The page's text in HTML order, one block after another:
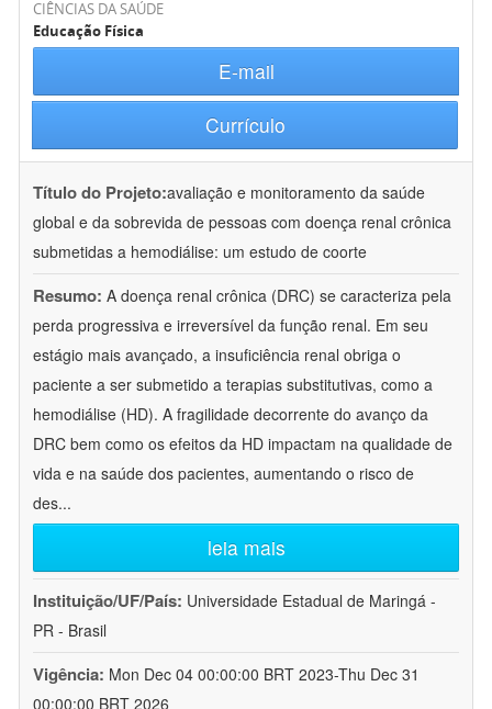
CIÊNCIAS DA SAÚDE
Educação Física
E-mail
Currículo
Título do Projeto:avaliação e monitoramento da saúde
global e da sobrevida de pessoas com doença renal crônica
submetidas a hemodiálise: um estudo de coorte
Resumo: A doença renal crônica (DRC) se caracteriza pela
perda progressiva e irreversível da função renal. Em seu
estágio mais avançado, a insuficiência renal obriga o
paciente a ser submetido a terapias substitutivas, como a
hemodiálise (HD). A fragilidade decorrente do avanço da
DRC bem como os efeitos da HD impactam na qualidade de
vida e na saúde dos pacientes, aumentando o risco de
des...
leia mais
Instituição/UF/País: Universidade Estadual de Maringá -
PR - Brasil
Vigência: Mon Dec 04 00:00:00 BRT 2023-Thu Dec 31
00:00:00 BRT 2026